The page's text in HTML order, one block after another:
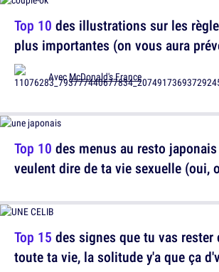
Top 10 des menus au resto
veulent dire de ta vie sexuelle (oui,
Top 10 des illustrations sur les
plus importantes (on vous aura
AvecMcDonald's France
Top 15 des signes que tu vas rester
toute ta vie, la solitude y'a que ça